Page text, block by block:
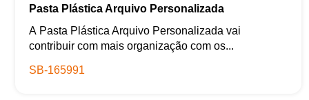
Pasta Plástica Arquivo Personalizada
A Pasta Plástica Arquivo Personalizada vai
contribuir com mais organização com os...
SB-165991